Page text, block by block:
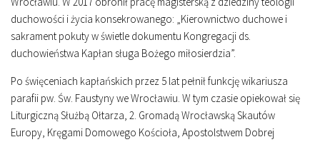
duchowości i życia konsekrowanego: „Kierownictwo duchowe i
sakrament pokuty w świetle dokumentu Kongregacji ds.
duchowieństwa Kapłan sługa Bożego miłosierdzia”.
Po święceniach kapłańskich przez 5 lat pełnił funkcję wikariusza
parafii pw. Św. Faustyny we Wrocławiu. W tym czasie opiekował się
Liturgiczną Służbą Ołtarza, 2. Gromadą Wrocławską Skautów
Europy, Kręgami Domowego Kościoła, Apostolstwem Dobrej